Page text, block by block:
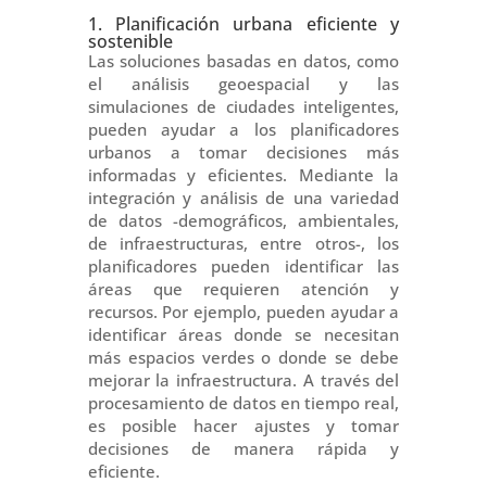
1. Planificación urbana eficiente y
sostenible
Las soluciones basadas en datos, como
el análisis geoespacial y las
simulaciones de ciudades inteligentes,
pueden ayudar a los planificadores
urbanos a tomar decisiones más
informadas y eficientes. Mediante la
integración y análisis de una variedad
de datos -demográficos, ambientales,
de infraestructuras, entre otros-, los
planificadores pueden identificar las
áreas que requieren atención y
recursos. Por ejemplo, pueden ayudar a
identificar áreas donde se necesitan
más espacios verdes o donde se debe
mejorar la infraestructura. A través del
procesamiento de datos en tiempo real,
es posible hacer ajustes y tomar
decisiones de manera rápida y
eficiente.